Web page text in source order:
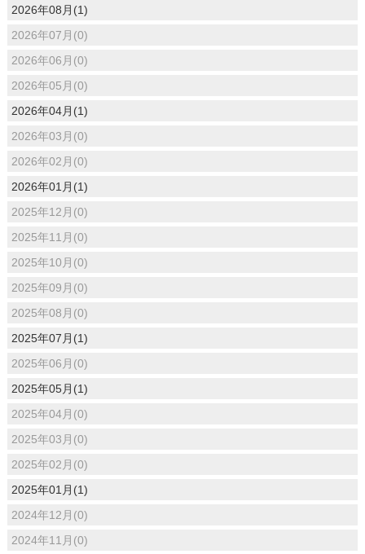
2026年08月(1)
2026年07月(0)
2026年06月(0)
2026年05月(0)
2026年04月(1)
2026年03月(0)
2026年02月(0)
2026年01月(1)
2025年12月(0)
2025年11月(0)
2025年10月(0)
2025年09月(0)
2025年08月(0)
2025年07月(1)
2025年06月(0)
2025年05月(1)
2025年04月(0)
2025年03月(0)
2025年02月(0)
2025年01月(1)
2024年12月(0)
2024年11月(0)